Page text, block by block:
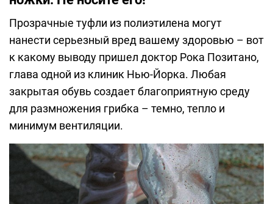
Прозрачные туфли из полиэтилена могут
нанести серьезный вред вашему здоровью – вот
к какому выводу пришел доктор Рока Позитано,
глава одной из клиник Нью-Йорка. Любая
закрытая обувь создает благоприятную среду
для размножения грибка – темно, тепло и
минимум вентиляции.